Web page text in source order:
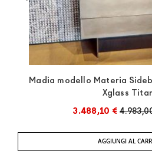
Madia modello Materia
Xglass
3.488,10 €
AGGIUNGI AL